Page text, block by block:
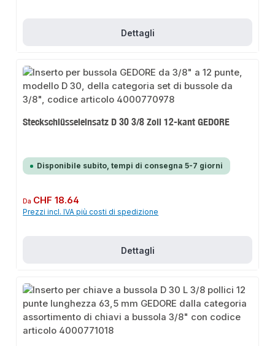
Dettagli
Steckschlüsseleinsatz D 30 3/8 Zoll 12-kant GEDORE
Disponibile subito, tempi di consegna 5-7 giorni
Prezzo normale:
Da CHF 18.64
Prezzi incl. IVA più costi di spedizione
Dettagli